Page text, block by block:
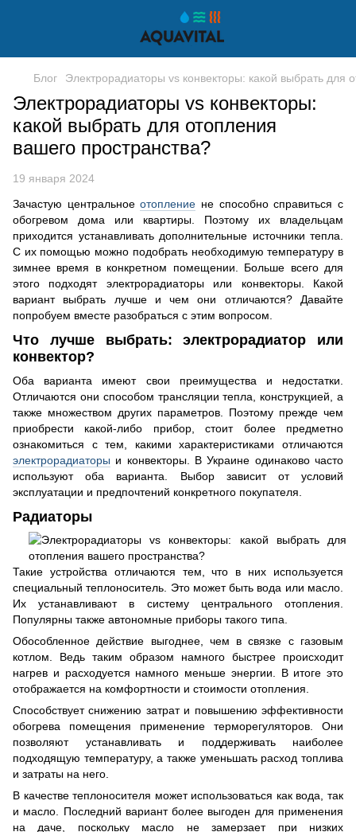
Блог Электрорадиаторы vs конвекторы: какой выбрать для
Электрорадиаторы vs конвекторы:
какой выбрать для отопления
вашего пространства?
19 января 2024
Зачастую центральноеотопление не способно справиться с
обогревом дома или квартиры. Поэтому их владельцам
приходится устанавливать дополнительные источники тепла.
С их помощью можно подобрать необходимую температуру в
зимнее время в конкретном помещении. Больше всего для
этого подходят электрорадиаторы или конвекторы. Какой
вариант выбрать лучше и чем они отличаются? Давайте
попробуем вместе разобраться с этим вопросом.
Что лучше выбрать: электрорадиатор или
конвектор?
Оба варианта имеют свои преимущества и недостатки.
Отличаются они способом трансляции тепла, конструкцией, а
также множеством других параметров. Поэтому прежде чем
приобрести какой-либо прибор, стоит более предметно
ознакомиться с тем, какими характеристиками отличаются
электрорадиаторы и конвекторы. В Украине одинаково часто
используют оба варианта. Выбор зависит от условий
эксплуатации и предпочтений конкретного покупателя.
Радиаторы
Такие устройства отличаются тем, что в них используется
специальный теплоноситель. Это может быть вода или масло.
Их устанавливают в систему центрального отопления.
Популярны также автономные приборы такого типа.
Обособленное действие выгоднее, чем в связке с газовым
котлом. Ведь таким образом намного быстрее происходит
нагрев и расходуется намного меньше энергии. В итоге это
отображается на комфортности и стоимости отопления.
Способствует снижению затрат и повышению эффективности
обогрева помещения применение терморегуляторов. Они
позволяют устанавливать и поддерживать наиболее
подходящую температуру, а также уменьшать расход топлива
и затраты на него.
В качестве теплоносителя может использоваться как вода, так
и масло. Последний вариант более выгоден для применения
на даче, поскольку масло не замерзает при низких